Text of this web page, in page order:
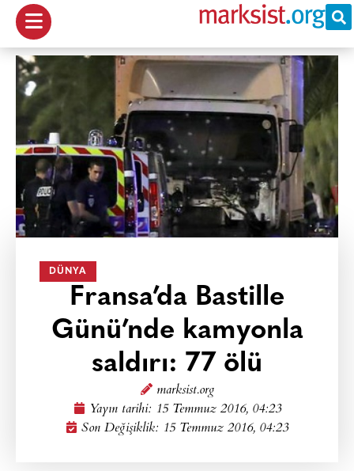
DÜNYA
Fransa’da Bastille
Günü’nde kamyonla
saldırı: 77 ölü
marksist.org
Yayın tarihi: 15 Temmuz 2016, 04:23
Son Değişiklik: 15 Temmuz 2016, 04:23